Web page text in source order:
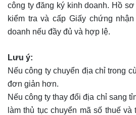
công ty đăng ký kinh doanh. Hồ
kiểm tra và cấp Giấy chứng
doanh nếu đầy đủ và hợp lệ.
Lưu ý:
Nếu công ty chuyển địa chỉ trong
đơn giản hơn.
Nếu công ty thay đổi địa chỉ sang
làm thủ tục chuyển mã số thuế